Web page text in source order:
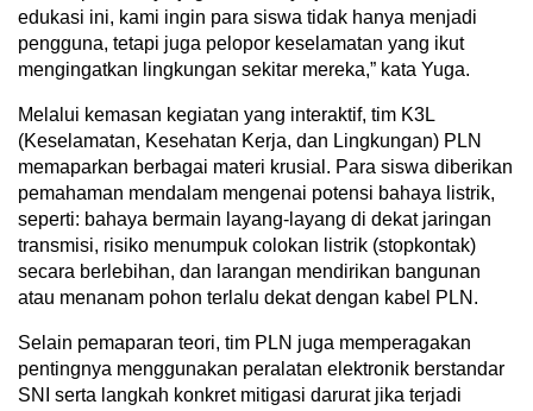
edukasi ini, kami ingin para siswa tidak hanya menjadi
pengguna, tetapi juga pelopor keselamatan yang ikut
mengingatkan lingkungan sekitar mereka,” kata Yuga.
Melalui kemasan kegiatan yang interaktif, tim K3L
(Keselamatan, Kesehatan Kerja, dan Lingkungan) PLN
memaparkan berbagai materi krusial. Para siswa diberikan
pemahaman mendalam mengenai potensi bahaya listrik,
seperti: bahaya bermain layang-layang di dekat jaringan
transmisi, risiko menumpuk colokan listrik (stopkontak)
secara berlebihan, dan larangan mendirikan bangunan
atau menanam pohon terlalu dekat dengan kabel PLN.
Selain pemaparan teori, tim PLN juga memperagakan
pentingnya menggunakan peralatan elektronik berstandar
SNI serta langkah konkret mitigasi darurat jika terjadi